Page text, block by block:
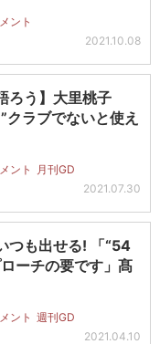
ント
2021.10.08
ろう】大里桃子
クラブでないと使え
ント
月刊GD
2021.07.30
つも出せる! 「“54
ーチの要です」髙
ント 週刊GD
2021.04.10